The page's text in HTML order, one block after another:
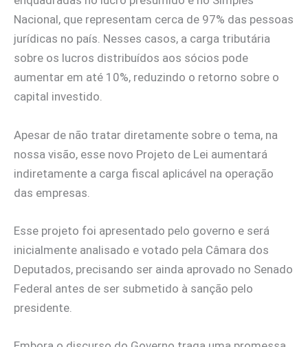
Nacional, que representam cerca de 97% das pessoas
jurídicas no país. Nesses casos, a carga tributária
sobre os lucros distribuídos aos sócios pode
aumentar em até 10%, reduzindo o retorno sobre o
capital investido.
Apesar de não tratar diretamente sobre o tema, na
nossa visão, esse novo Projeto de Lei aumentará
indiretamente a carga fiscal aplicável na operação
das empresas.
Esse projeto foi apresentado pelo governo e será
inicialmente analisado e votado pela Câmara dos
Deputados, precisando ser ainda aprovado no Senado
Federal antes de ser submetido à sanção pelo
presidente.